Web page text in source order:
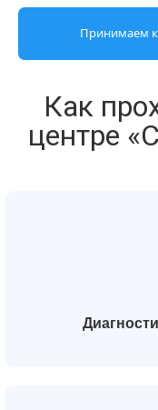
Принимаем к
Как
центре